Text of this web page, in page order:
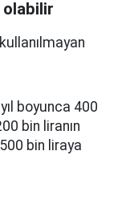
boyunca 400
bin liranın
bin liraya